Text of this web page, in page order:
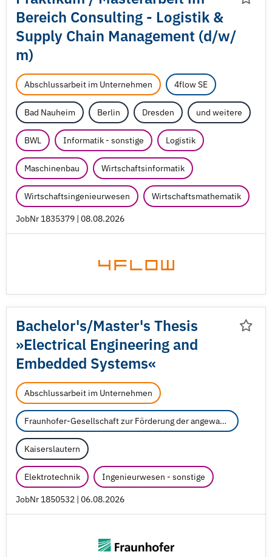
Bereich Consulting - Logistik &
Supply Chain Management (d/w/
m)
Abschlussarbeit im Unternehmen 4flow SE
Bad Nauheim Berlin Dresden und weitere
BWL Informatik - sonstige Logistik
Maschinenbau Wirtschaftsinformatik
Wirtschaftsingenieurwesen Wirtschaftsmathematik
JobNr 1835379 | 08.08.2026
Bachelor's/Master's Thesis
»Electrical Engineering and
Embedded Systems«
Abschlussarbeit im Unternehmen
Fraunhofer-Gesellschaft zur Förderung der angewandten Forschung e.V.
Kaiserslautern
Elektrotechnik Ingenieurwesen - sonstige
JobNr 1850532 | 06.08.2026